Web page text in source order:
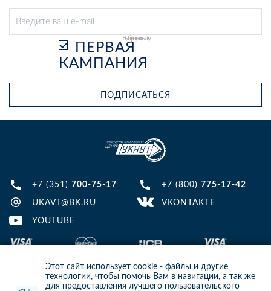
Этот сайт использует cookie - файлы и другие
технологии, чтобы помочь Вам в навигации, а так же
для предоставления лучшего пользовательского
Выберите рассылку
ПЕРВАЯ
КАМПАНИЯ
ПОДПИСАТЬСЯ
+7 (351) 700-75-17 +7 (800) 775-17-42
UKAVT@BK.RU VKONTAKTE
YOUTUBE